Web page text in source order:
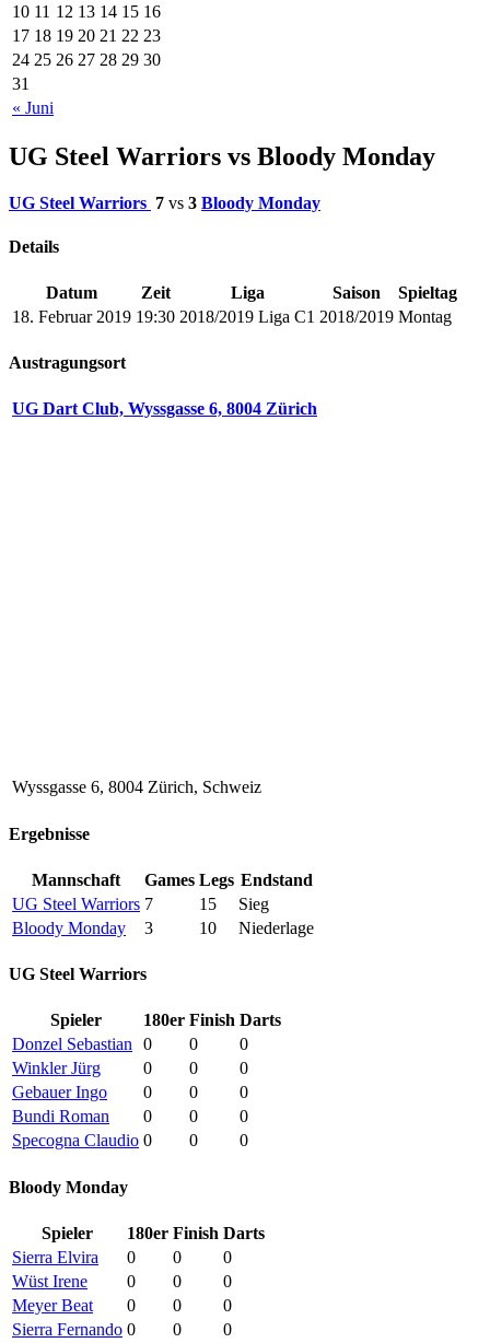
« Juni
10 11 12 13 14 15 16
17 18 19 20 21 22 23
24 25 26 27 28 29 30
31
UG Steel Warriors vs Bloody Monday
UG Steel Warriors 7 vs 3 Bloody Monday
Details
Datum Zeit Liga Saison
Spieltag
18. Februar 2019 19:30 2018/2019 Liga C1 2018/2019 Montag
Austragungsort
UG Dart Club, Wyssgasse 6, 8004 Zürich
Wyssgasse 6, 8004 Zürich, Schweiz
Ergebnisse
Mannschaft Games Legs Endstand
UG Steel Warriors 7 15
Sieg
Bloody Monday
3 10 Niederlage
UG Steel Warriors
Spieler 180er Finish Darts
Donzel Sebastian 0 0
0
Winkler Jürg
0 0
0
Gebauer Ingo
0 0
0
Bundi Roman
0 0
0
Specogna Claudio 0 0 0
Bloody Monday
Spieler 180er Finish Darts
Sierra Elvira
0 0
0
Wüst Irene
0 0
0
Meyer Beat
0 0
0
Sierra Fernando 0 0
0